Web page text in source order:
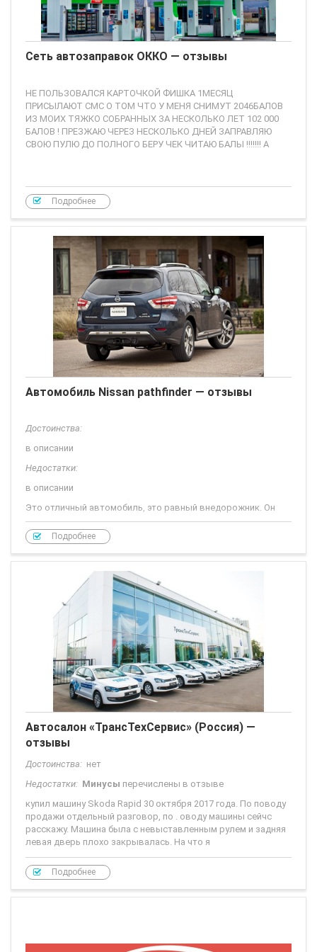
Сеть автозаправок ОККО — отзывы
НЕ ПОЛЬЗОВАЛСЯ КАРТОЧКОЙ ФИШКА 1МЕСЯЦ
ПРИСЫЛАЮТ СМС О ТОМ ЧТО У МЕНЯ СНИМУТ 2046БАЛОВ
ИЗ МОИХ ТЯЖКО СОБРАННЫХ ЗА НЕСКОЛЬКО ЛЕТ 102 000
БАЛОВ ! ПРЕЗЖАЮ ЧЕРЕЗ НЕСКОЛЬКО ДНЕЙ ЗАПРАВЛЯЮ
СВОЮ ПУЛЮ ДО ПОЛНОГО БЕРУ ЧЕК ЧИТАЮ БАЛЫ !!!!!!! А
Подробнее
Автомобиль Nissan pathfinder — отзывы
Достоинства:
в описании
Недостатки:
в описании
Это отличный автомобиль, это равный внедорожник. Он
очень брутальный, если можно так сказать. Этот
автомобиль пользуется большим спросом и большой
популярностью. Отличается своим большим кузовом. Это
глобальная модель. Мощность 310 лошадей. Двух с
Подробнее
Автосалон «ТрансТехСервис» (Россия) —
отзывы
Достоинства: нет
Недостатки: Минусы перечислены в отзыве
купил машину Skoda Rapid 30 октября 2017 года. По поводу
продажи отдельный разговор, по . оводу машины сейчс
расскажу. Машина была с невыставленным рулем и задняя
левая дверь плохо закрывалась. На что я
Подробнее